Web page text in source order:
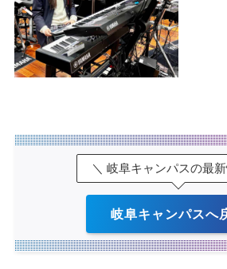
＼ 岐阜キャンパスの最
岐阜キャンパスへ